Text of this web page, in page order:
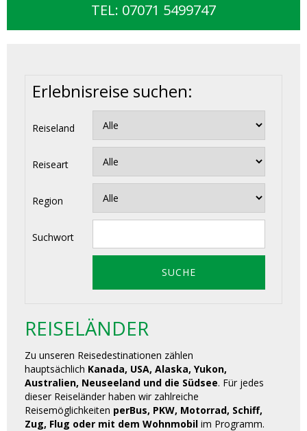
TEL: 07071 5499747
Erlebnisreise suchen:
Reiseland
Reiseart
Region
Suchwort
REISELÄNDER
Zu unseren Reisedestinationen zählen
hauptsächlich Kanada, USA, Alaska, Yukon,
Australien, Neuseeland und die Südsee. Für jedes
dieser Reiseländer haben wir zahlreiche
Reisemöglichkeiten perBus, PKW, Motorrad, Schiff,
Zug, Flug oder mit dem Wohnmobil im Programm.